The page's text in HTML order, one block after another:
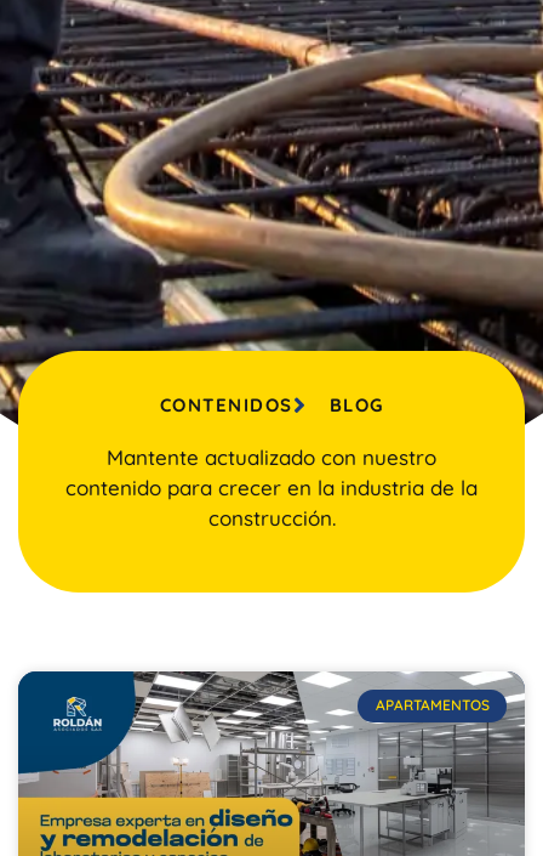
CONTENIDOS BLOG
Mantente actualizado con nuestro
contenido para crecer en la industria de la
construcción.
APARTAMENTOS